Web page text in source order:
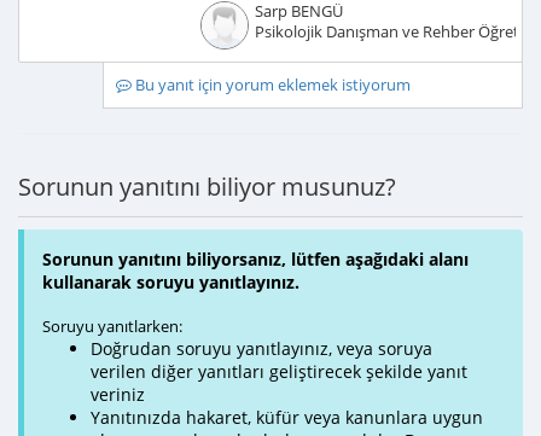
Sarp BENGÜ
Psikolojik Danışman ve Rehber
Bu yanıt için yorum eklemek istiyorum
Sorunun yanıtını biliyor musunuz?
Sorunun yanıtını biliyorsanız, lütfen aşağıdaki alanı
kullanarak soruyu yanıtlayınız.
Soruyu yanıtlarken:
Doğrudan soruyu yanıtlayınız, veya soruya
verilen diğer yanıtları geliştirecek şekilde yanıt
veriniz
Yanıtınızda hakaret, küfür veya kanunlara uygun